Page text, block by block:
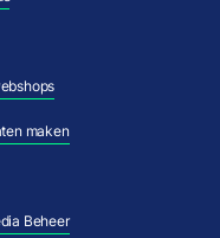
maken
Beheer